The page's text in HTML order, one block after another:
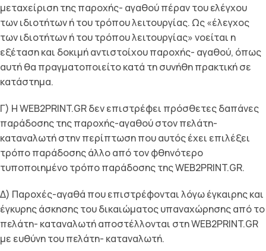
μεταχείριση της παροχής- αγαθού πέραν του ελέγχου
των ιδιοτήτων ή του τρόπου λειτουργίας. Ως «έλεγχος
των ιδιοτήτων ή του τρόπου λειτουργίας» νοείται η
εξέταση και δοκιμή αντιστοίχου παροχής- αγαθού, όπως
αυτή θα πραγματοποιείτο κατά τη συνήθη πρακτική σε
κατάστημα.
Γ) Η WEB2PRINT.GR δεν επιστρέφει πρόσθετες δαπάνες
παράδοσης της παροχής-αγαθού στoν πελάτη-
καταναλωτή στην περίπτωση που αυτός έχει επιλέξει
τρόπο παράδοσης άλλο από τον φθηνότερο
τυποποιημένο τρόπο παράδοσης της WEB2PRINT.GR.
Δ) Παροχές-αγαθά που επιστρέφονται λόγω έγκαιρης και
έγκυρης άσκησης του δικαιώματος υπαναχώρησης από το
πελάτη- καταναλωτή αποστέλλονται στη WEB2PRINT.GR
με ευθύνη του πελάτη- καταναλωτή.